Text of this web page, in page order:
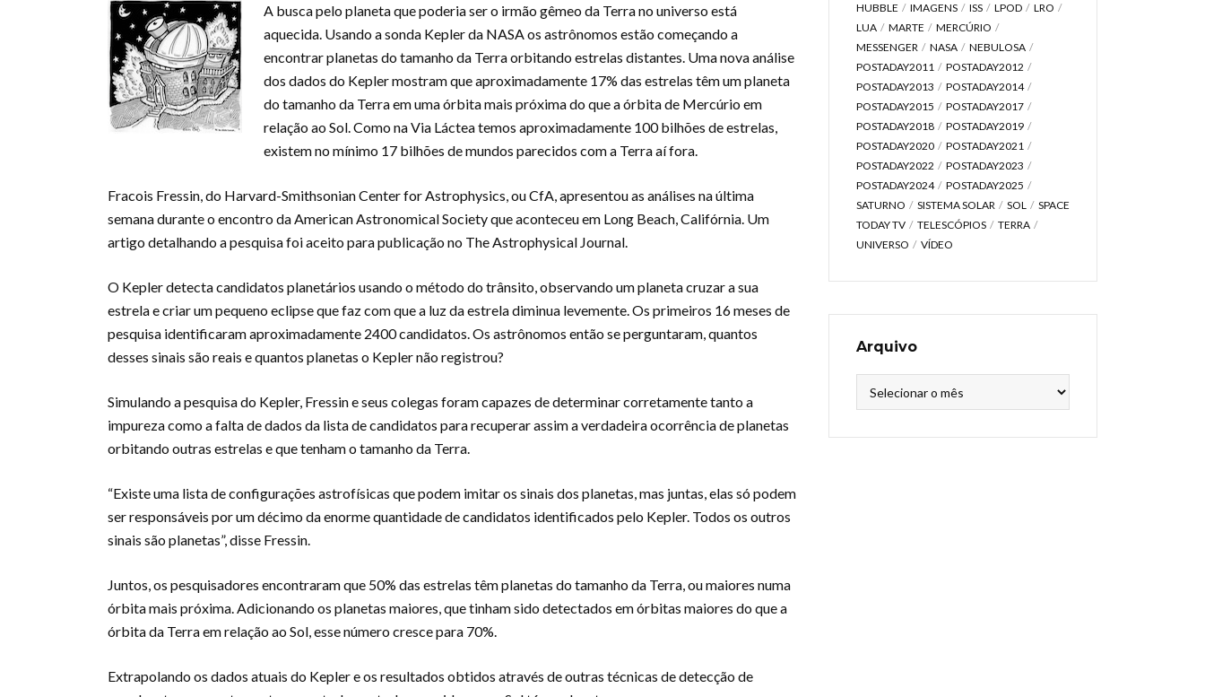
A busca pelo planeta que poderia ser o irmão gêmeo da Terra no universo está
aquecida. Usando a sonda Kepler da NASA os astrônomos estão começando a
encontrar planetas do tamanho da Terra orbitando estrelas distantes. Uma nova análise
dos dados do Kepler mostram que aproximadamente 17% das estrelas têm um planeta
do tamanho da Terra em uma órbita mais próxima do que a órbita de Mercúrio em
relação ao Sol. Como na Via Láctea temos aproximadamente 100 bilhões de estrelas,
existem no mínimo 17 bilhões de mundos parecidos com a Terra aí fora.
Fracois Fressin, do Harvard-Smithsonian Center for Astrophysics, ou CfA, apresentou as análises na última
semana durante o encontro da American Astronomical Society que aconteceu em Long Beach, Califórnia. Um
artigo detalhando a pesquisa foi aceito para publicação no The Astrophysical Journal.
O Kepler detecta candidatos planetários usando o método do trânsito, observando um planeta cruzar a sua
estrela e criar um pequeno eclipse que faz com que a luz da estrela diminua levemente. Os primeiros 16 meses de
pesquisa identificaram aproximadamente 2400 candidatos. Os astrônomos então se perguntaram, quantos
desses sinais são reais e quantos planetas o Kepler não registrou?
Simulando a pesquisa do Kepler, Fressin e seus colegas foram capazes de determinar corretamente tanto a
impureza como a falta de dados da lista de candidatos para recuperar assim a verdadeira ocorrência de planetas
orbitando outras estrelas e que tenham o tamanho da Terra.
“Existe uma lista de configurações astrofísicas que podem imitar os sinais dos planetas, mas juntas, elas só podem
ser responsáveis por um décimo da enorme quantidade de candidatos identificados pelo Kepler. Todos os outros
sinais são planetas”, disse Fressin.
Juntos, os pesquisadores encontraram que 50% das estrelas têm planetas do tamanho da Terra, ou maiores numa
órbita mais próxima. Adicionando os planetas maiores, que tinham sido detectados em órbitas maiores do que a
órbita da Terra em relação ao Sol, esse número cresce para 70%.
Extrapolando os dados atuais do Kepler e os resultados obtidos através de outras técnicas de detecção de
HUBBLE
IMAGENS ISS LPOD
LRO
LUA
MARTE
MERCÚRIO
MESSENGER
NASA
NEBULOSA
POSTADAY2011
POSTADAY2012
POSTADAY2013
POSTADAY2014
POSTADAY2015
POSTADAY2017
POSTADAY2018
POSTADAY2019
POSTADAY2020
POSTADAY2021
POSTADAY2022
POSTADAY2023
POSTADAY2024
POSTADAY2025
SATURNO
SISTEMA SOLAR SOL
SPACE
TODAY TV
TELESCÓPIOS
TERRA
UNIVERSO
VÍDEO
Arquivo